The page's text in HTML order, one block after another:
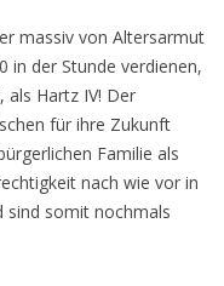
massiv von Altersarmut
in der Stunde verdienen,
als Hartz IV! Der
für ihre Zukunft
Familie als
nach wie vor in
sind somit nochmals